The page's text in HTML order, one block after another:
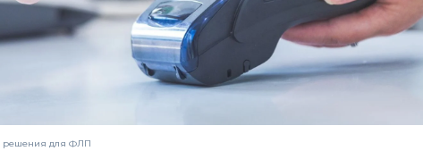
решения для ФЛП